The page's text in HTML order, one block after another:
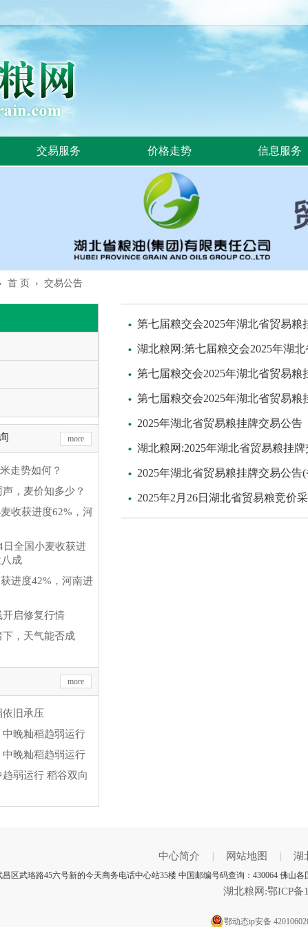
交易服务 价格走势 信息服务
首 页 › 交易公告
more
走势如何？
，麦价知多少？
收获进度62%，河
日全国小麦收获进
成
进度42%，河南进
启修复行情
，天气能否成
more
旧承压
晚籼稻趋弱运行
晚籼稻趋弱运行
弱运行 稻谷双向
第七届粮交会2025年湖北省贸易粮
湖北粮网:第七届粮交会2025年湖
第七届粮交会2025年湖北省贸易粮
第七届粮交会2025年湖北省贸易粮
2025年湖北省贸易粮挂牌交易公告
湖北粮网:2025年湖北省贸易粮挂
2025年湖北省贸易粮挂牌交易公
2025年2月26日湖北省贸易粮竞价
中心简介 网站地图 湖
区武珞路45六号新的今天商务电话中心站35楼 中国邮编号码查询：430064 佛山
湖北粮网:鄂ICP备
鄂动态ip安备